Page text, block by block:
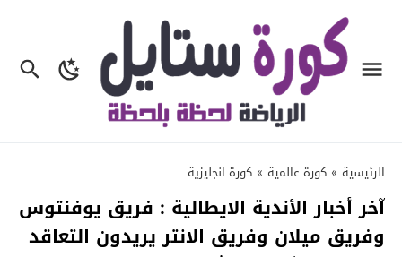
الرئيسية » كورة عالمية » كورة انجليزية
آخر أخبار الأندية الايطالية : فريق يوفنتوس
وفريق ميلان وفريق الانتر يريدون التعاقد